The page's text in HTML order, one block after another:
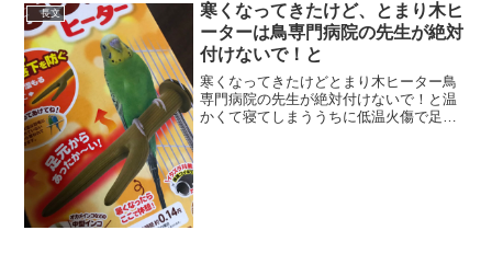
長文
寒くなってきたけど、とまり木ヒ
ーターは鳥専門病院の先生が絶対
付けないで！と
寒くなってきたけどとまり木ヒーター鳥
専門病院の先生が絶対付けないで！と温
かくて寝てしまううちに低温火傷で足が